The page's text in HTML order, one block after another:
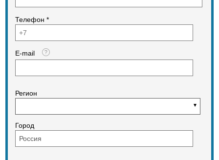
Телефон *
E-mail
Регион
Город